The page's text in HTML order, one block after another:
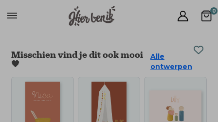
0
Misschien vind je dit ook mooi
🧡
Alle
ontwerpen